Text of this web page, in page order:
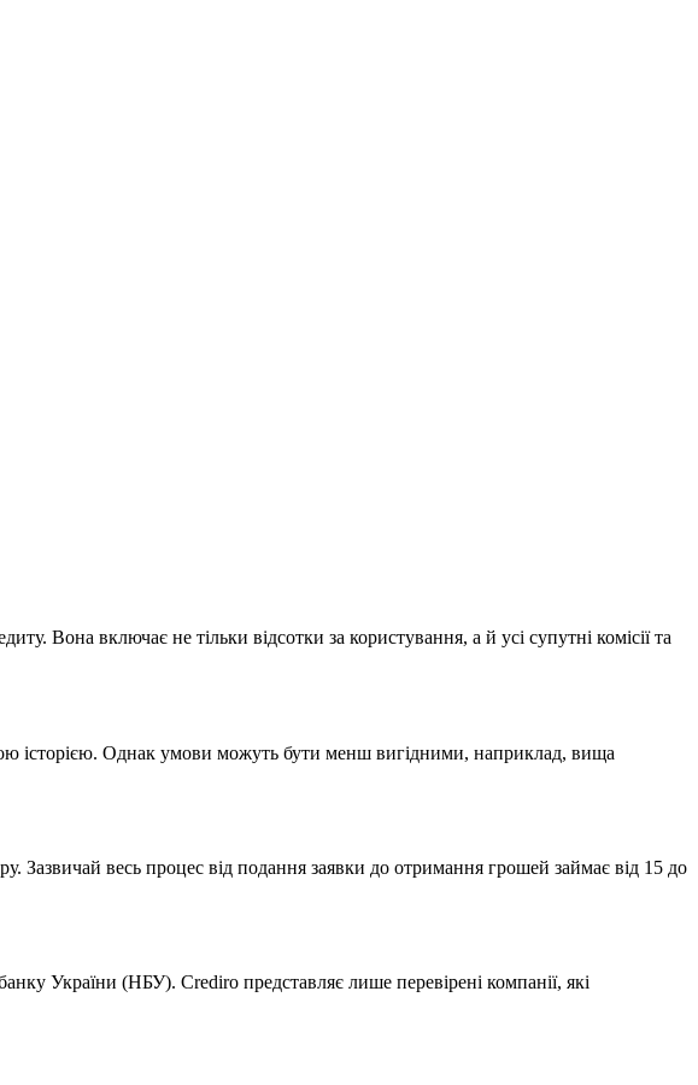
Вона включає не тільки відсотки за користування, а й усі супутні комісії та
історією. Однак умови можуть бути менш вигідними, наприклад, вища
Зазвичай весь процес від подання заявки до отримання грошей займає від 15 до
України (НБУ). Crediro представляє лише перевірені компанії, які